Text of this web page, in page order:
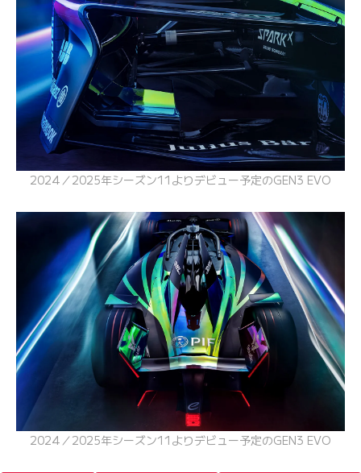
2024／2025年シーズン11よりデビュー予定のGEN3 EVO
2024／2025年シーズン11よりデビュー予定のGEN3 EVO